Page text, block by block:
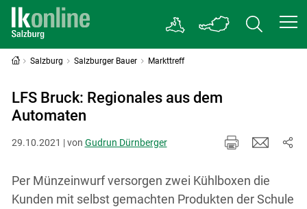
Salzburg Salzburger Bauer Markttreff
LFS Bruck: Regionales aus dem
Automaten
29.10.2021 | von Gudrun Dürnberger
Per Münzeinwurf versorgen zwei Kühlboxen die
Kunden mit selbst gemachten Produkten der Schule